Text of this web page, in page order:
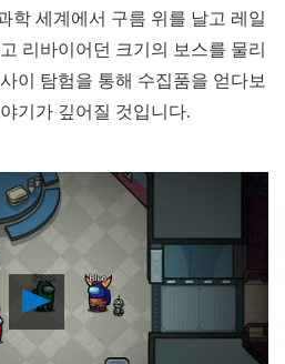
학 세계에서 구름 위를 날고 레일
리바이어던 크기의 보스를 물리
이 탐험을 통해 수집품을 얻다보
기가 깊어질 것입니다.
Play
Video